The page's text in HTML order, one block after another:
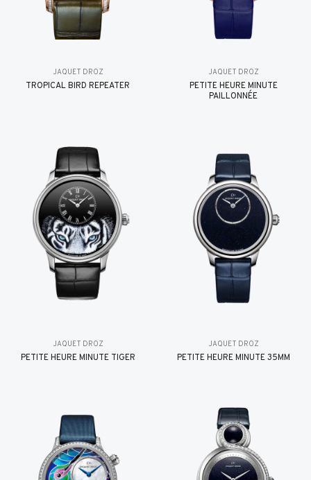
JAQUET DROZ
TROPICAL BIRD REPEATER
JAQUET DROZ
PETITE HEURE MINUTE
PAILLONNÉE
JAQUET DROZ
PETITE HEURE MINUTE TIGER
JAQUET DROZ
PETITE HEURE MINUTE 35MM